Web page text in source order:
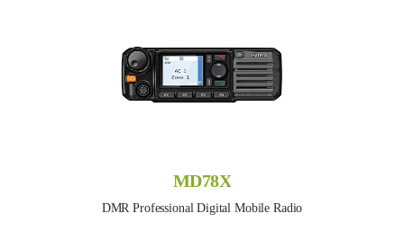
MD78X
DMR Professional Digital Mobile Radio